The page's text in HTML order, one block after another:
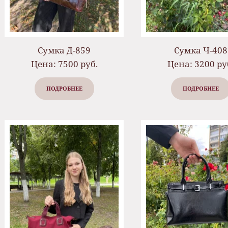
Сумка Д-859
Цена: 7500 руб.
ПОДРОБНЕЕ
Сумка Ч-408
Цена: 3200
ПОДРОБНЕЕ